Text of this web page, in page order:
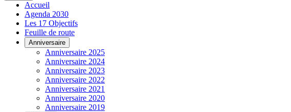
Accueil
Agenda 2030
Les 17 Objectifs
Feuille de route
Anniversaire
Anniversaire 2025
Anniversaire 2024
Anniversaire 2023
Anniversaire 2022
Anniversaire 2021
Anniversaire 2020
Anniversaire 2019